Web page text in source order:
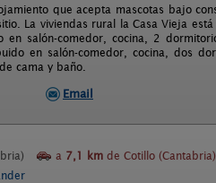
que acepta mascotas bajo
La viviendas rural la Casa Vieja
salón-comedor, cocina, 2
en salón-comedor, cocina, dos
cama y baño.
Email
a 7,1 km de Cotillo (Cantabria)